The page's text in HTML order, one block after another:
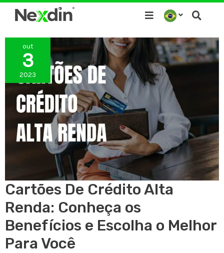
para
conteúdo
out
3
2023
Cartões De Crédito Alta
Renda: Conheça os
Benefícios e Escolha o Melhor
Para Você